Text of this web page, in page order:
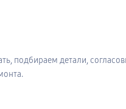
подбираем детали,